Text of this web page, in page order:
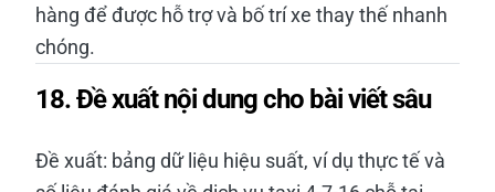
hàng để được hỗ trợ và bố trí xe thay thế nhanh
chóng.
18. Đề xuất nội dung cho bài viết sâu
Đề xuất: bảng dữ liệu hiệu suất, ví dụ thực tế và